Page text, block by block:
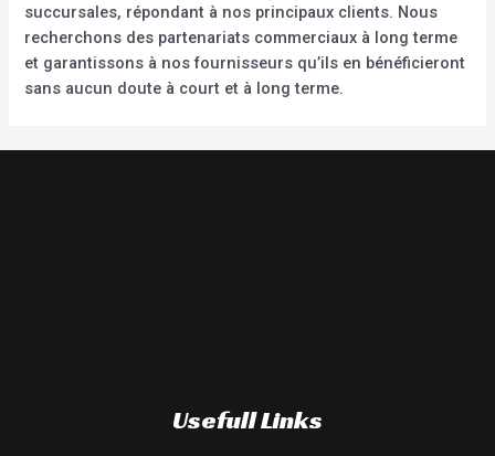
succursales, répondant à nos principaux clients. Nous
recherchons des partenariats commerciaux à long terme
et garantissons à nos fournisseurs qu’ils en bénéficieront
sans aucun doute à court et à long terme.
Usefull Links